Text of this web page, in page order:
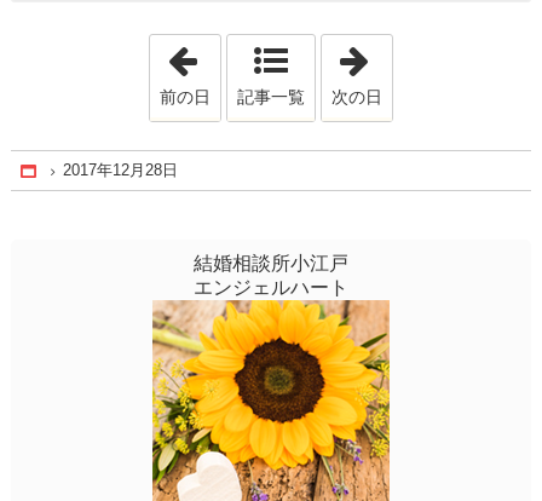
「2017年12月24日」
前の日 記事一覧 次の日
Home
2017年12月28日
結婚相談所小江戸
エンジェルハート